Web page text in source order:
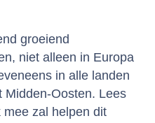
groeiend
niet alleen in Europa
in alle landen
Midden-Oosten. Lees
zal helpen dit